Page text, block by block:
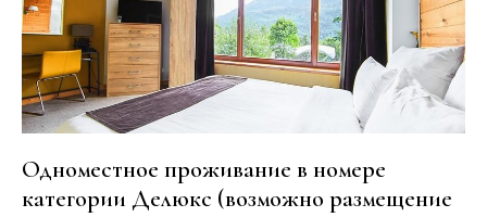
Одноместное проживание в номере
категории Делюкс (возможно размещение